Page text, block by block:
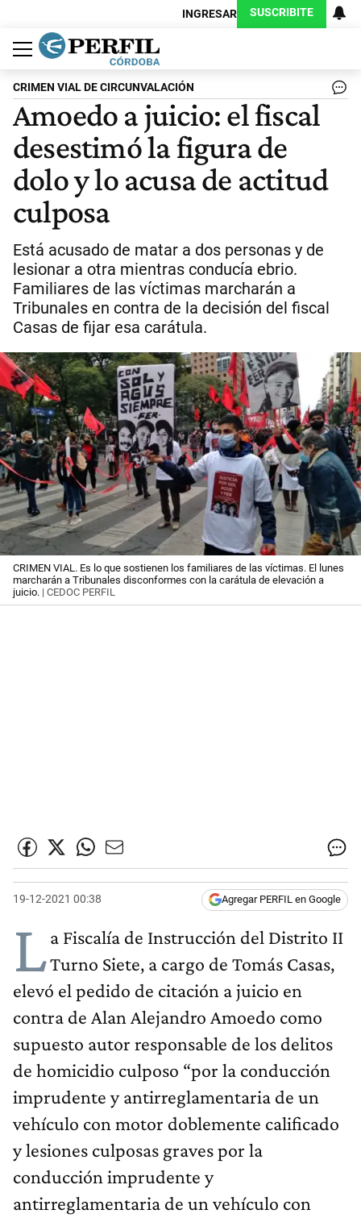
INGRESAR SUSCRIBITE
Política
Economía
Judiciales
Sociedad
Cultura
Espectáculos
Deportes
Protagonistas
CRIMEN VIAL DE CIRCUNVALACIÓN
Amoedo a juicio: el fiscal
desestimó la figura de
dolo y lo acusa de actitud
culposa
Está acusado de matar a dos personas y de
lesionar a otra mientras conducía ebrio.
Familiares de las víctimas marcharán a
Tribunales en contra de la decisión del fiscal
Casas de fijar esa carátula.
CRIMEN VIAL. Es lo que sostienen los familiares de las víctimas. El lunes
marcharán a Tribunales disconformes con la carátula de elevación a
juicio. | CEDOC PERFIL
19-12-2021 00:38 Agregar PERFIL en Google
La Fiscalía de Instrucción del Distrito II
Turno Siete, a cargo de Tomás Casas,
elevó el pedido de citación a juicio en
contra de Alan Alejandro Amoedo como
supuesto autor responsable de los delitos
de homicidio culposo “por la conducción
imprudente y antirreglamentaria de un
vehículo con motor doblemente calificado
y lesiones culposas graves por la
conducción imprudente y
antirreglamentaria de un vehículo con